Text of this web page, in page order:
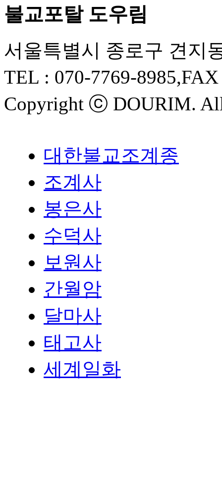
불교포탈 도우림
서울특별시 종로구 견지
TEL : 070-7769-8985
Copyright ⓒ DOURIM.
대한불교조계종
조계사
봉은사
수덕사
보원사
간월암
달마사
태고사
세계일화